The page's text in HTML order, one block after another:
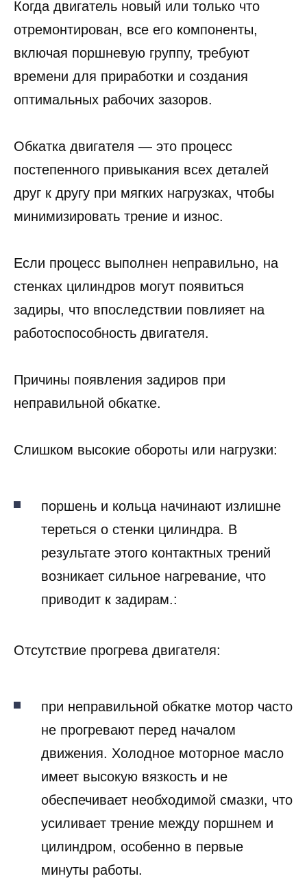
Когда двигатель новый или только что
отремонтирован, все его компоненты,
включая поршневую группу, требуют
времени для приработки и создания
Обкатка двигателя — это процесс
постепенного привыкания всех деталей
друг к другу при мягких нагрузках, чтобы
Если процесс выполнен неправильно, на
стенках цилиндров могут появиться
задиры, что впоследствии повлияет на
Причины появления задиров при
поршень и кольца начинают излишне
тереться о стенки цилиндра. В
результате этого контактных трений
возникает сильное нагревание, что
при неправильной обкатке мотор часто
не прогревают перед началом
движения. Холодное моторное масло
имеет высокую вязкость и не
обеспечивает необходимой смазки, что
усиливает трение между поршнем и
цилиндром, особенно в первые